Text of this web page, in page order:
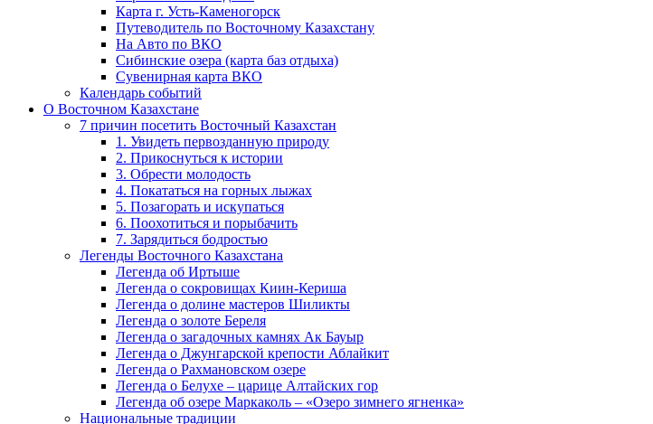
Карта г. Усть-Каменогорск
Путеводитель по Восточному Казахстану
На Авто по ВКО
Сибинские озера (карта баз отдыха)
Сувенирная карта ВКО
Календарь событий
О Восточном Казахстане
7 причин посетить Восточный Казахстан
1. Увидеть первозданную природу
2. Прикоснуться к истории
3. Обрести молодость
4. Покататься на горных лыжах
5. Позагорать и искупаться
6. Поохотиться и порыбачить
7. Зарядиться бодростью
Легенды Восточного Казахстана
Легенда об Иртыше
Легенда о сокровищах Киин-Кериша
Легенда о долине мастеров Шиликты
Легенда о золоте Береля
Легенда о загадочных камнях Ак Бауыр
Легенда о Джунгарской крепости Аблайкит
Легенда о Рахмановском озере
Легенда о Белухе – царице Алтайских гор
Легенда об озере Маркаколь – «Озеро зимнего ягненка»
Национальные традиции